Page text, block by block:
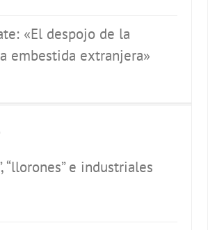
«El despojo de la
embestida extranjera»
“llorones” e industriales